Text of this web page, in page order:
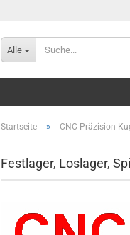
Alle
Startseite » CNC Präzision
Festlager, Loslager,